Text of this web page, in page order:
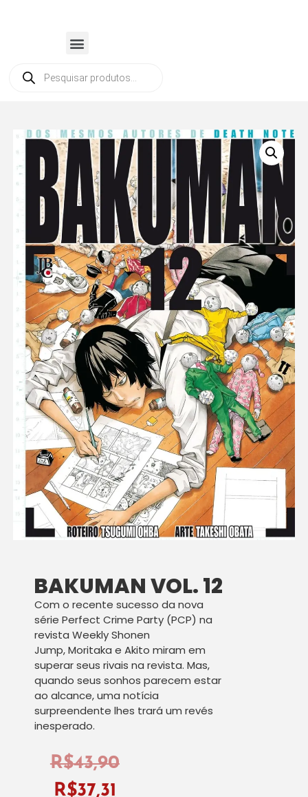
BAKUMAN VOL. 12
Com o recente sucesso da nova
série Perfect Crime Party (PCP) na
revista Weekly Shonen
Jump,Moritaka e Akito miram em
superar seus rivais na revista. Mas,
quando seus sonhos parecem estar
ao alcance, uma notícia
surpreendente lhes trará um revés
inesperado.
R$43,90
R$37,31